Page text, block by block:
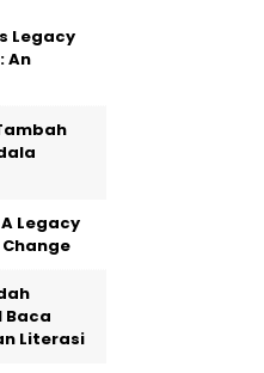
Legacy
An
Legacy
Baca
Literasi